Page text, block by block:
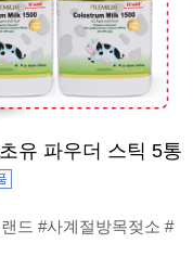
유 파우더 스틱 5통
드 #사계절방목젖소 #